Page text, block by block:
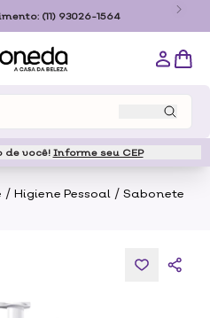
(11) 93026-1564
de você! Informe seu CEP
/ Higiene Pessoal / Sabonete